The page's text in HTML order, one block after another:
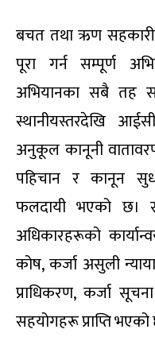
बचत तथा ऋण सहकारी
पूरा गर्न सम्पूर्ण
अभियानका सबै तह
स्थानीयस्तरदेखि
अनुकूल कानूनी
पहिचान र कानून
फलदायी भएको छ।
अधिकारहरूको
कोष, कर्जा असुली
प्राधिकरण, कर्जा
सहयोगहरू प्राप्ति भएको